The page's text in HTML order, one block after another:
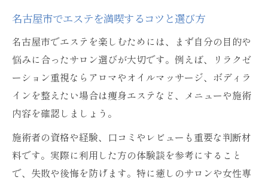
名古屋市でエステを満喫するコツと選び方
名古屋市でエステを楽しむためには、まず自分の目的や
悩みに合ったサロン選びが大切です。例えば、リラクゼ
ーション重視ならアロマやオイルマッサージ、ボディラ
インを整えたい場合は痩身エステなど、メニューや施術
内容を確認しましょう。
施術者の資格や経験、口コミやレビューも重要な判断材
料です。実際に利用した方の体験談を参考にすること
で、失敗や後悔を防げます。特に癒しのサロンや女性専